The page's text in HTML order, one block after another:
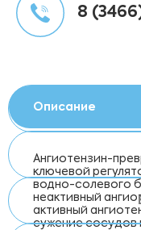
8
Описание
Ангиотензин-
ключевой
водно-солевого
неактивный
активный
сужение